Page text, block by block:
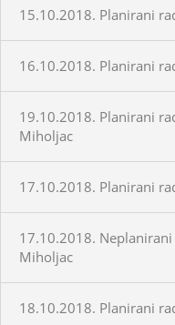
15.10.2018. Planirani
16.10.2018. Planirani
19.10.2018. Planirani
Miholjac
17.10.2018. Planirani
17.10.2018.
Miholjac
18.10.2018. Planirani